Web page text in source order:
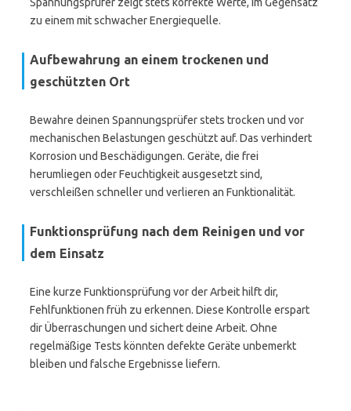
zu einem mit schwacher Energiequelle.
Aufbewahrung an einem trockenen und
geschützten Ort
Bewahre deinen Spannungsprüfer stets trocken und vor
mechanischen Belastungen geschützt auf. Das verhindert
Korrosion und Beschädigungen. Geräte, die frei
herumliegen oder Feuchtigkeit ausgesetzt sind,
verschleißen schneller und verlieren an Funktionalität.
Funktionsprüfung nach dem Reinigen und vor
dem Einsatz
Eine kurze Funktionsprüfung vor der Arbeit hilft dir,
Fehlfunktionen früh zu erkennen. Diese Kontrolle erspart
dir Überraschungen und sichert deine Arbeit. Ohne
regelmäßige Tests könnten defekte Geräte unbemerkt
bleiben und falsche Ergebnisse liefern.